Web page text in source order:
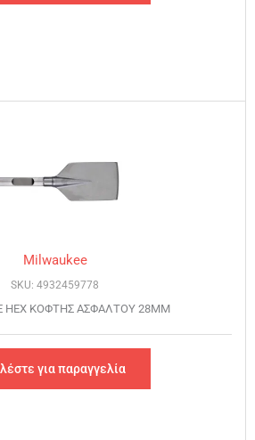
Milwaukee
SKU: 4932459778
HEX ΚΟΦΤΗΣ ΑΣΦΑΛΤΟΥ 28MM
για παραγγελία